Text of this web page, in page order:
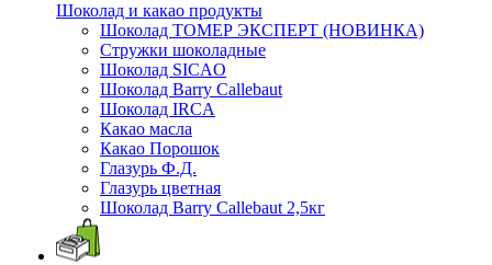
Шоколад и какао продукты
Шоколад ТОМЕР ЭКСПЕРТ (НОВИНКА)
Стружки шоколадные
Шоколад SICAO
Шоколад Barry Callebaut
Шоколад IRCA
Какао масла
Какао Порошок
Глазурь Ф.Д.
Глазурь цветная
Шоколад Barry Callebaut 2,5кг